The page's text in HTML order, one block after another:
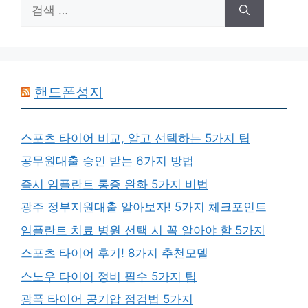
색:
핸드폰성지
스포츠 타이어 비교, 알고 선택하는 5가지 팁
공무원대출 승인 받는 6가지 방법
즉시 임플란트 통증 완화 5가지 비법
광주 정부지원대출 알아보자! 5가지 체크포인트
임플란트 치료 병원 선택 시 꼭 알아야 할 5가지
스포츠 타이어 후기! 8가지 추천모델
스노우 타이어 정비 필수 5가지 팁
광폭 타이어 공기압 점검법 5가지